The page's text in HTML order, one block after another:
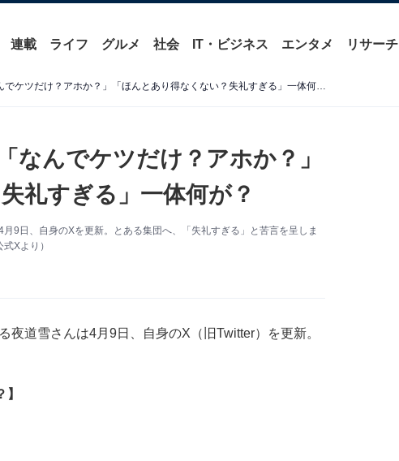
連載 ライフ グルメ 社会 IT・ビジネス エンタメ リサーチ
夜道雪、“男集団”への苦言「なんでケツだけ？アホか？」「ほんとあり得なくない？失礼すぎる」一体何が？
なんでケツだけ？アホか？」
礼すぎる」一体何が？
9日、自身のXを更新。とある集団へ、「失礼すぎる」と苦言を呈しま
Xより）
道雪さんは4月9日、自身のX（旧Twitter）を更新。